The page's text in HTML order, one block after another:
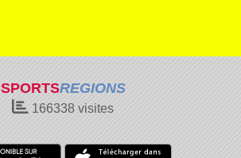
SPORTSREGIONS
166338 visites